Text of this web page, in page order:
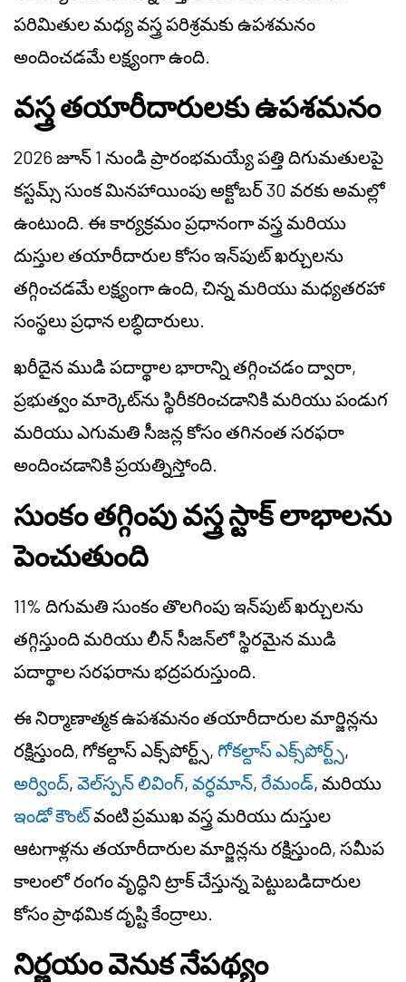
పరిమితుల మధ్య వస్త్ర పరిశ్రమకు ఉపశమనం
అందించడమే లక్ష్యంగా ఉంది.
వస్త్ర తయారీదారులకు ఉపశమనం
2026 జూన్ 1 నుండి ప్రారంభమయ్యే పత్తి దిగుమతులపై
కస్టమ్స్ సుంక మినహాయింపు అక్టోబర్ 30 వరకు అమల్లో
ఉంటుంది. ఈ కార్యక్రమం ప్రధానంగా వస్త్ర మరియు
దుస్తుల తయారీదారుల కోసం ఇన్‌పుట్ ఖర్చులను
తగ్గించడమే లక్ష్యంగా ఉంది, చిన్న మరియు మధ్యతరహా
సంస్థలు ప్రధాన లబ్ధిదారులు.
ఖరీదైన ముడి పదార్థాల భారాన్ని తగ్గించడం ద్వారా,
ప్రభుత్వం మార్కెట్‌ను స్థిరీకరించడానికి మరియు పండుగ
మరియు ఎగుమతి సీజన్ల కోసం తగినంత సరఫరా
అందించడానికి ప్రయత్నిస్తోంది.
సుంకం తగ్గింపు వస్త్ర స్టాక్ లాభాలను
పెంచుతుంది
11% దిగుమతి సుంకం తొలగింపు ఇన్‌పుట్ ఖర్చులను
తగ్గిస్తుంది మరియు లీన్ సీజన్‌లో స్థిరమైన ముడి
పదార్థాల సరఫరాను భద్రపరుస్తుంది.
ఈ నిర్మాణాత్మక ఉపశమనం తయారీదారుల మార్జిన్లను
రక్షిస్తుంది, గోకల్దాస్ ఎక్స్‌పోర్ట్స్, గోకల్దాస్ ఎక్స్‌పోర్ట్స్,
అర్వింద్, వెల్‌స్పన్ లివింగ్, వర్ధమాన్, రేమండ్, మరియు
ఇండో కౌంట్వంటి ప్రముఖ వస్త్ర మరియు దుస్తుల
ఆటగాళ్లను తయారీదారుల మార్జిన్లను రక్షిస్తుంది, సమీప
కాలంలో రంగం వృద్ధిని ట్రాక్ చేస్తున్న పెట్టుబడిదారుల
కోసం ప్రాథమిక దృష్టి కేంద్రాలు.
నిర్ణయం వెనుక నేపథ్యం